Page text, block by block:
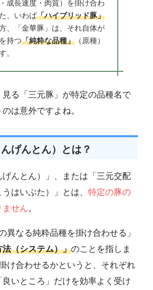
・成長速度・肉質）を掛け合わ
、いわば「ハイブリッド豚」
、「金華豚」は、それ自体が
持つ「純粋な品種」（原種）
。
る「三元豚」が特定の品種名で
は意外ですよね。
げんとん）とは？
げんとん）」、または「三元交配
はいぶた）」とは、 特定の豚の
ません。
異なる純粋品種を掛け合わせる」
法（システム）」のことを指しま
け合わせるかというと、それぞれ
いところ」だけを効率よく受け